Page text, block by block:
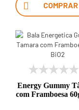
COMPRAR
Energy Gummy
com Framboesa